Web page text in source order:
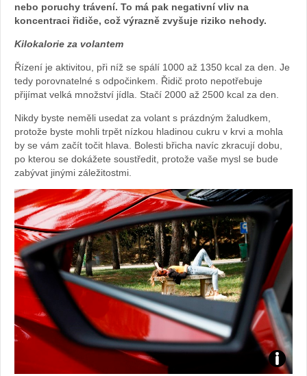
nebo poruchy trávení. To má pak negativní vliv na
koncentraci řidiče, což výrazně zvyšuje riziko nehody.
Kilokalorie za volantem
Řízení je aktivitou, při níž se spálí 1000 až 1350 kcal za den. Je
tedy porovnatelné s odpočinkem. Řidič proto nepotřebuje
přijímat velká množství jídla. Stačí 2000 až 2500 kcal za den.
Nikdy byste neměli usedat za volant s prázdným žaludkem,
protože byste mohli trpět nízkou hladinou cukru v krvi a mohla
by se vám začít točit hlava. Bolesti břicha navíc zkracují dobu,
po kterou se dokážete soustředit, protože vaše mysl se bude
zabývat jinými záležitostmi.
Foto: